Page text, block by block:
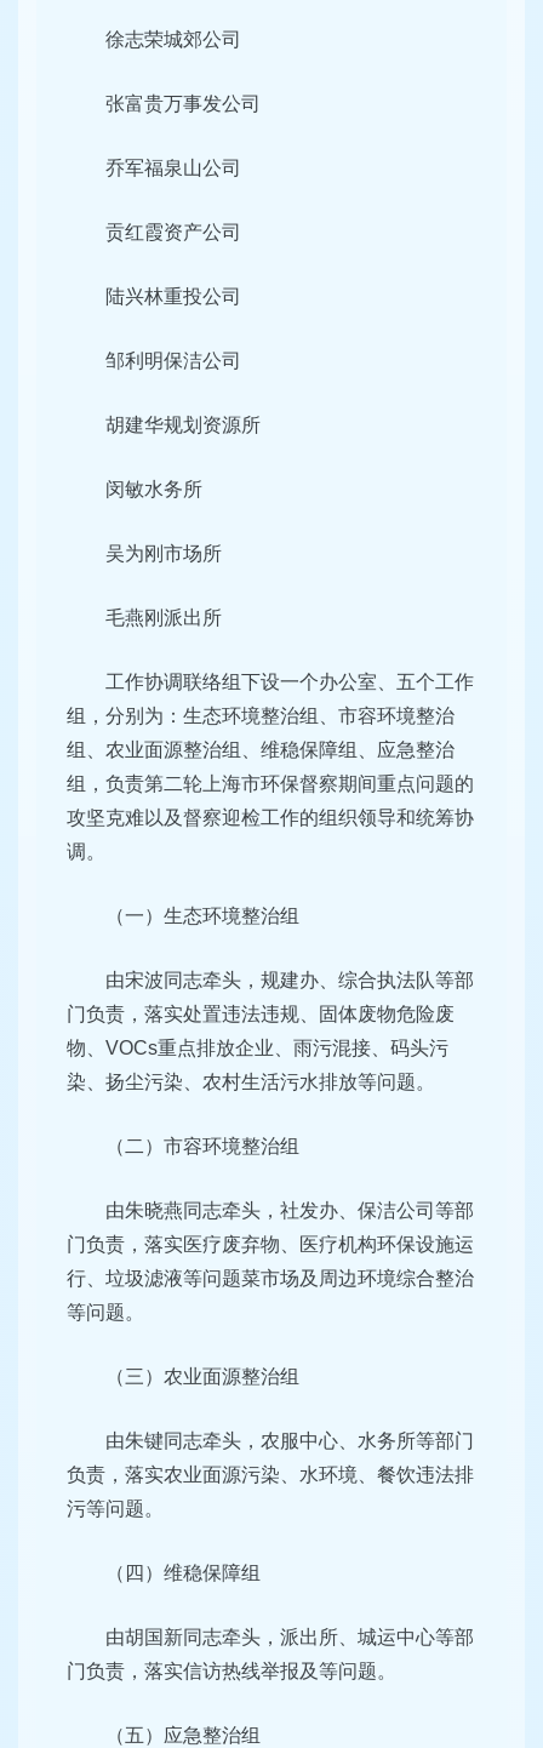
徐志荣城郊公司
张富贵万事发公司
乔军福泉山公司
贡红霞资产公司
陆兴林重投公司
邹利明保洁公司
胡建华规划资源所
闵敏水务所
吴为刚市场所
毛燕刚派出所
工作协调联络组下设一个办公室、五个工作
组，分别为：生态环境整治组、市容环境整治
组、农业面源整治组、维稳保障组、应急整治
组，负责第二轮上海市环保督察期间重点问题的
攻坚克难以及督察迎检工作的组织领导和统筹协
调。
（一）生态环境整治组
由宋波同志牵头，规建办、综合执法队等部
门负责，落实处置违法违规、固体废物危险废
物、VOCs重点排放企业、雨污混接、码头污
染、扬尘污染、农村生活污水排放等问题。
（二）市容环境整治组
由朱晓燕同志牵头，社发办、保洁公司等部
门负责，落实医疗废弃物、医疗机构环保设施运
行、垃圾滤液等问题菜市场及周边环境综合整治
等问题。
（三）农业面源整治组
由朱键同志牵头，农服中心、水务所等部门
负责，落实农业面源污染、水环境、餐饮违法排
污等问题。
（四）维稳保障组
由胡国新同志牵头，派出所、城运中心等部
门负责，落实信访热线举报及等问题。
（五）应急整治组